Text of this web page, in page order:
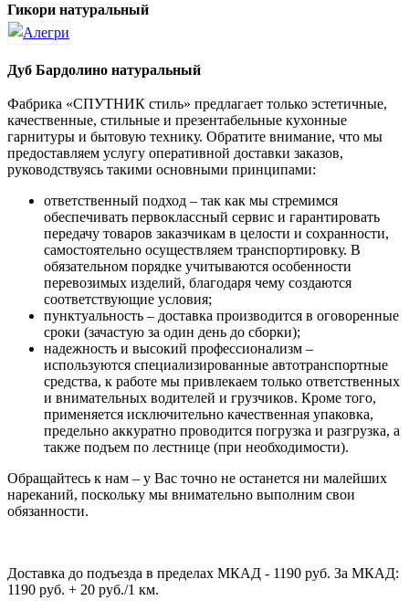
Гикори натуральный
Дуб Бардолино натуральный
Фабрика «СПУТНИК стиль» предлагает только эстетичные,
качественные, стильные и презентабельные кухонные
гарнитуры и бытовую технику. Обратите внимание, что мы
предоставляем услугу оперативной доставки заказов,
руководствуясь такими основными принципами:
ответственный подход – так как мы стремимся
обеспечивать первоклассный сервис и гарантировать
передачу товаров заказчикам в целости и сохранности,
самостоятельно осуществляем транспортировку. В
обязательном порядке учитываются особенности
перевозимых изделий, благодаря чему создаются
соответствующие условия;
пунктуальность – доставка производится в оговоренные
сроки (зачастую за один день до сборки);
надежность и высокий профессионализм –
используются специализированные автотранспортные
средства, к работе мы привлекаем только ответственных
и внимательных водителей и грузчиков. Кроме того,
применяется исключительно качественная упаковка,
предельно аккуратно проводится погрузка и разгрузка, а
также подъем по лестнице (при необходимости).
Обращайтесь к нам – у Вас точно не останется ни малейших
нареканий, поскольку мы внимательно выполним свои
обязанности.
Доставка до подъезда в пределах МКАД - 1190 руб. За МКАД:
1190 руб. + 20 руб./1 км.